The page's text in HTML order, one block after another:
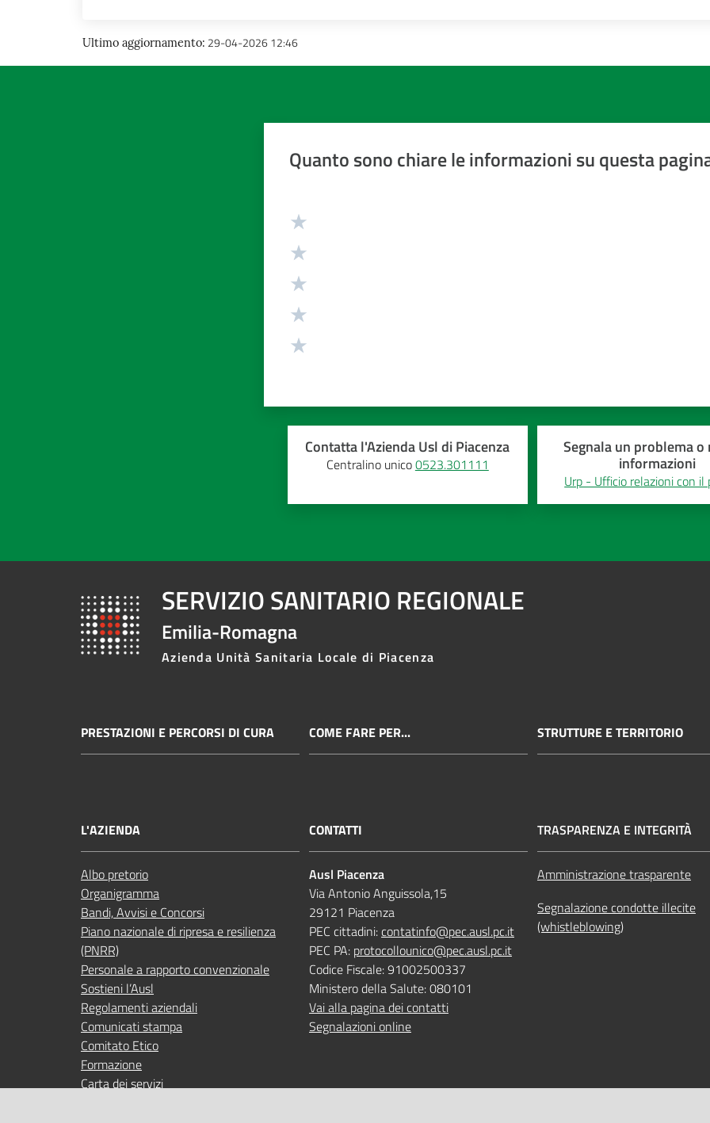
Ultimo aggiornamento: 29-04-2026 12:46
Quanto sono chiare le informazioni su questa
Contatta l'Azienda Usl di Piacenza
Centralino unico0523.301111
Segnala un problema o
informazioni
Urp - Ufficio relazioni con il
SERVIZIO SANITARIO REGIONALE
Emilia-Romagna
Azienda Unità Sanitaria Locale di Piacenza
PRESTAZIONI E PERCORSI DI CURA COME FARE PER... STRUTTURE E TERRITORIO
L'AZIENDA
Albo pretorio
Organigramma
Bandi, Avvisi e Concorsi
Piano nazionale di ripresa e resilienza
(PNRR)
Personale a rapporto convenzionale
Sostieni l’Ausl
Regolamenti aziendali
Comunicati stampa
Comitato Etico
Formazione
Carta dei servizi
CONTATTI
Ausl Piacenza
Via Antonio Anguissola,15
29121 Piacenza
PEC cittadini:contatinfo@pec.ausl.pc.it
PEC PA: protocollounico@pec.ausl.pc.it
Codice Fiscale: 91002500337
Ministero della Salute: 080101
Vai alla pagina dei contatti
Segnalazioni online
TRASPARENZA E INTEGRITÀ
Amministrazione trasparente
Segnalazione condotte illecite
(whistleblowing)